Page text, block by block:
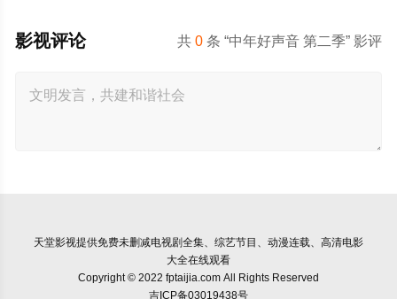
共0 条 “中年好声音 第二季” 影评
影视评论
天堂影视提供免费未删减电视剧全集、综艺节目、动漫连载、高清电影
大全在线观看
Copyright © 2022 fptaijia.com All Rights Reserved
吉ICP备03019438号